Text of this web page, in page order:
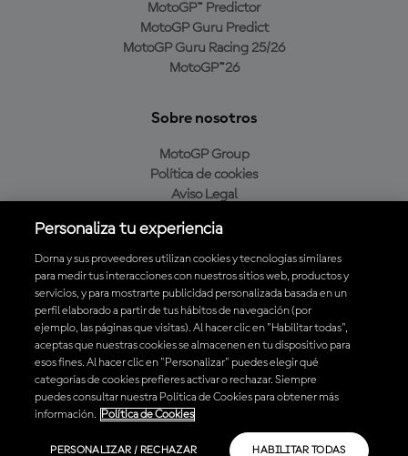
MotoGP™ Predictor
MotoGP Guru Predict
MotoGP Guru Racing 25/26
MotoGP™26
Sobre nosotros
MotoGP Group
Política de cookies
Aviso Legal
Política de compra
Descarga la aplicación oficial de MotoGP™
© 2026 MotoGP Sports Entertainment Group. Todos los derechos
reservados. Todas las marcas son propiedad de sus respectivos dueños.
Personaliza tu experiencia
Dorna y sus proveedores utilizan cookies y tecnologías similares
para medir tus interacciones con nuestros sitios web, productos y
servicios, y para mostrarte publicidad personalizada basada en un
perfil elaborado a partir de tus hábitos de navegación (por
ejemplo, las páginas que visitas). Al hacer clic en "Habilitar todas",
aceptas que nuestras cookies se almacenen en tu dispositivo para
esos fines. Al hacer clic en "Personalizar" puedes elegir qué
categorías de cookies prefieres activar o rechazar. Siempre
puedes consultar nuestra Política de Cookies para obtener más
información.
Política de Cookies
PERSONALIZAR / RECHAZAR HABILITAR TODAS